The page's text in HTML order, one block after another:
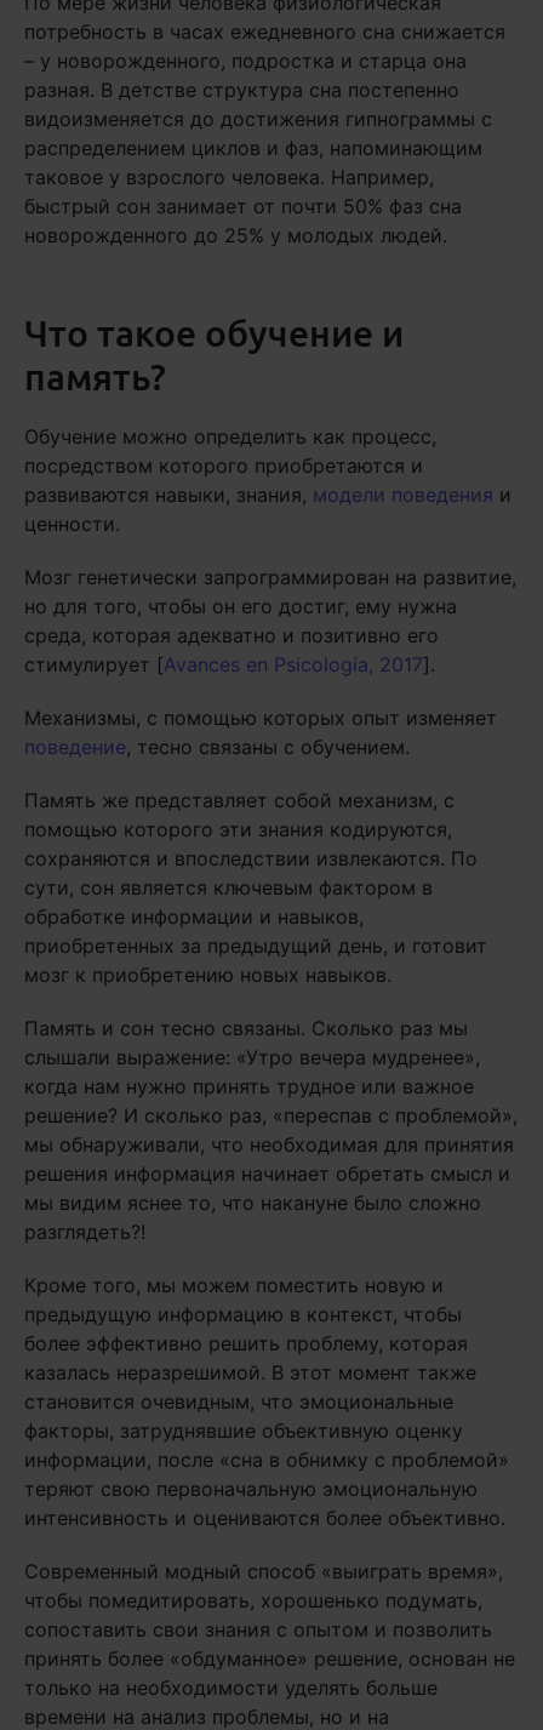
потребность в часах ежедневного сна снижается
– у новорожденного, подростка и старца она
разная. В детстве структура сна постепенно
видоизменяется до достижения гипнограммы с
распределением циклов и фаз, напоминающим
таковое у взрослого человека. Например,
быстрый сон занимает от почти 50% фаз сна
новорожденного до 25% у молодых людей.
Что такое обучение и
память?
Обучение можно определить как процесс,
посредством которого приобретаются и
развиваются навыки, знания, модели поведения и
ценности.
Мозг генетически запрограммирован на развитие,
но для того, чтобы он его достиг, ему нужна
среда, которая адекватно и позитивно его
стимулирует [Avances en Psicología, 2017].
Механизмы, с помощью которых опыт изменяет
поведение, тесно связаны с обучением.
Память же представляет собой механизм, с
помощью которого эти знания кодируются,
сохраняются и впоследствии извлекаются. По
сути, сон является ключевым фактором в
обработке информации и навыков,
приобретенных за предыдущий день, и готовит
мозг к приобретению новых навыков.
Память и сон тесно связаны. Сколько раз мы
слышали выражение: «Утро вечера мудренее»,
когда нам нужно принять трудное или важное
решение? И сколько раз, «переспав с проблемой»,
мы обнаруживали, что необходимая для принятия
решения информация начинает обретать смысл и
мы видим яснее то, что накануне было сложно
разглядеть?!
Кроме того, мы можем поместить новую и
предыдущую информацию в контекст, чтобы
более эффективно решить проблему, которая
казалась неразрешимой. В этот момент также
становится очевидным, что эмоциональные
факторы, затруднявшие объективную оценку
информации, после «сна в обнимку с проблемой»
теряют свою первоначальную эмоциональную
интенсивность и оцениваются более объективно.
Современный модный способ «выиграть время»,
чтобы помедитировать, хорошенько подумать,
сопоставить свои знания с опытом и позволить
принять более «обдуманное» решение, основан не
только на необходимости уделять больше
времени на анализ проблемы, но и на